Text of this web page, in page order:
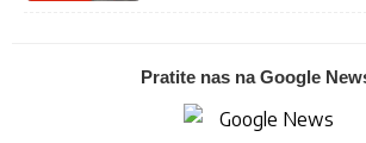
Pratite nas na Google